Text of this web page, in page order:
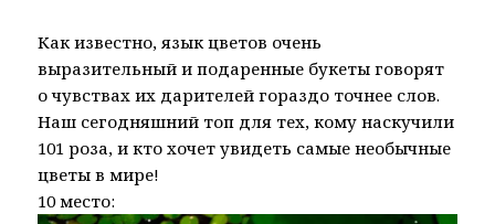
Как известно, язык цветов очень
выразительный и подаренные букеты говорят
о чувствах их дарителей гораздо точнее слов.
Наш сегодняшний топ для тех, кому наскучили
101 роза, и кто хочет увидеть самые необычные
цветы в мире!
10 место: